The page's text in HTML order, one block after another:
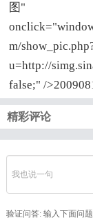
图"
m/
u=http://
false;" /
精彩评论
验证问答: 输入下面问